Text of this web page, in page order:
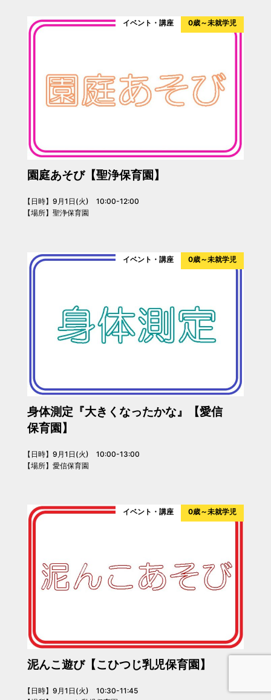
イベント・講座 0歳～未就学児
園庭あそび【聖浄保育園】
【日時】9月1日(火) 10:00-12:00
【場所】聖浄保育園
イベント・講座 0歳～未就学児
身体測定『大きくなったかな』【愛信
保育園】
【日時】9月1日(火) 10:00-13:00
【場所】愛信保育園
イベント・講座 0歳～未就学児
泥んこ遊び【こひつじ乳児保育園】
【日時】9月1日(火) 10:30-11:45